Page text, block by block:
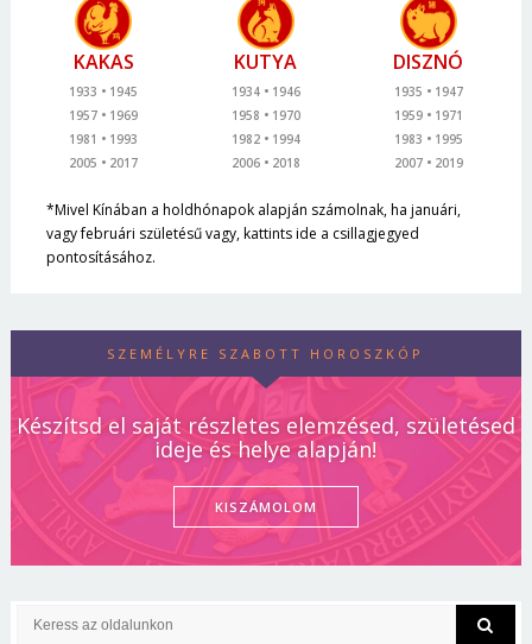
KAKAS
1933
1945
1957
1969
1981
1993
2005
2017
KUTYA
1934
1946
1958
1970
1982
1994
2006
2018
DISZNÓ
1935
1947
1959
1971
1983
1995
2007
2019
*Mivel Kínában a holdhónapok alapján számolnak, ha januári,
vagy februári születésű vagy, kattints ide a csillagjegyed
pontosításához.
SZEMÉLYRE SZABOTT HOROSZKÓP
Készítsd el saját részletes elemzésed, születésed
ideje és helye alapján!
KISZÁMOLOM